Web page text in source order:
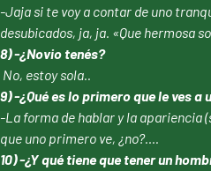
-Jaja si te voy a contar de uno
desubicados, ja, ja. «Que hermosa
8) -¿Novio tenés?
No, estoy sola..
9) -¿Qué es lo primero que le ves a
-La forma de hablar y la apariencia
que uno primero ve, ¿no?….
10) -¿Y qué tiene que tener un